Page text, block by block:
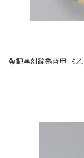
帶記事刻辭龜背甲 《